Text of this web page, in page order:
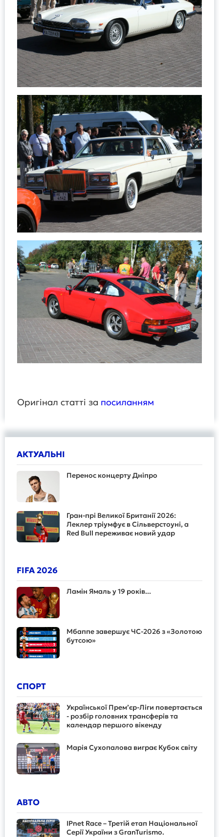
Оригінал статті за посиланням
АКТУАЛЬНІ
Перенос концерту Дніпро
Гран-прі Великої Британії 2026:
Леклер тріумфує в Сільверстоуні, а
Red Bull переживає новий удар
FIFA 2026
Ламін Ямаль у 19 років...
Мбаппе завершує ЧС-2026 з «Золотою
бутсою»
СПОРТ
Української Прем’єр-Ліги повертається
- розбір головних трансферів та
календар першого вікенду
Марія Сухопалова виграє Кубок світу
АВТО
IPnet Race – Третій етап Національної
Серії України з GranTurismo.